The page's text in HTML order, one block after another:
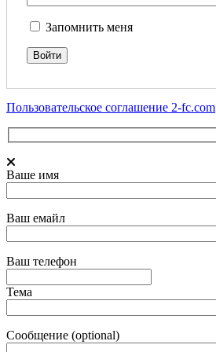
Запомнить меня
Пользовательское соглашение 2-fc.com
Ваше имя
Ваш емайл
Ваш телефон
Тема
Сообщение (optional)